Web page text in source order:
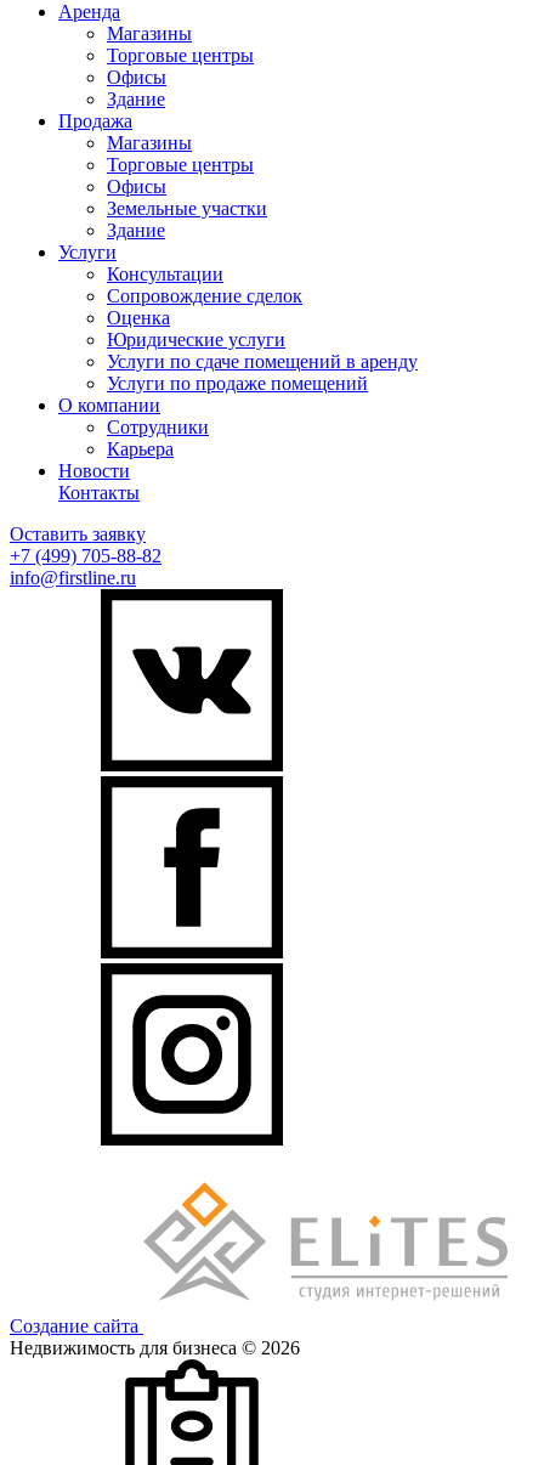
Аренда
Магазины
Торговые центры
Офисы
Здание
Продажа
Магазины
Торговые центры
Офисы
Земельные участки
Здание
Услуги
Консультации
Сопровождение сделок
Оценка
Юридические услуги
Услуги по сдаче помещений в аренду
Услуги по продаже помещений
О компании
Сотрудники
Карьера
Новости
Контакты
Оставить заявку
+7 (499) 705-88-82
info@firstline.ru
Создание сайта
Недвижимость для бизнеса © 2026